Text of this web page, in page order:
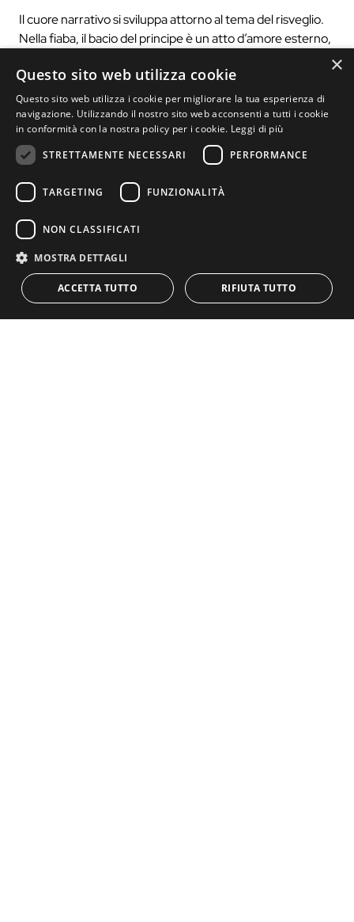
Il cuore narrativo si sviluppa attorno al tema del risveglio.
Nella fiaba, il bacio del principe è un atto d’amore esterno,
“bacio” simbolico non è un gesto romantico, ma un
confronto diretto con la sofferenza, la ribellione o persino
la speranza di chi la circonda.
Ph. Paolo Laudicina
×
Questo sito web utilizza cookie
Questo sito web utilizza i cookie per migliorare la tua esperienza di
navigazione. Utilizzando il nostro sito web acconsenti a tutti i cookie
in conformità con la nostra policy per i cookie. Leggi di più
STRETTAMENTE NECESSARI
PERFORMANCE
TARGETING FUNZIONALITÀ
NON CLASSIFICATI
MOSTRA DETTAGLI
ACCETTA TUTTO RIFIUTA TUTTO